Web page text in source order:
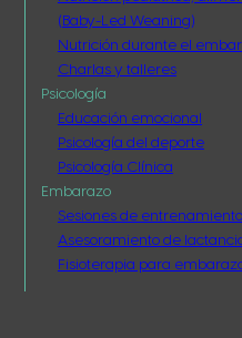
(Baby-Led Weaning)
Nutrición durante el
Charlas y talleres
Psicología
Educación emocional
Psicología del deporte
Psicología Clínica
Embarazo
Sesiones de
Asesoramiento de
Fisioterapia para